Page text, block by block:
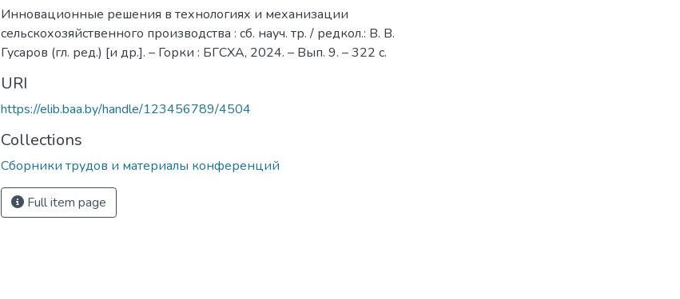
Инновационные решения в технологиях и механизации
сельскохозяйственного производства : сб. науч. тр. / редкол.: В. В.
Гусаров (гл. ред.) [и др.]. – Горки : БГСХА, 2024. – Вып. 9. – 322 с.
URI
https://elib.baa.by/handle/123456789/4504
Collections
Сборники трудов и материалы конференций
Full item page